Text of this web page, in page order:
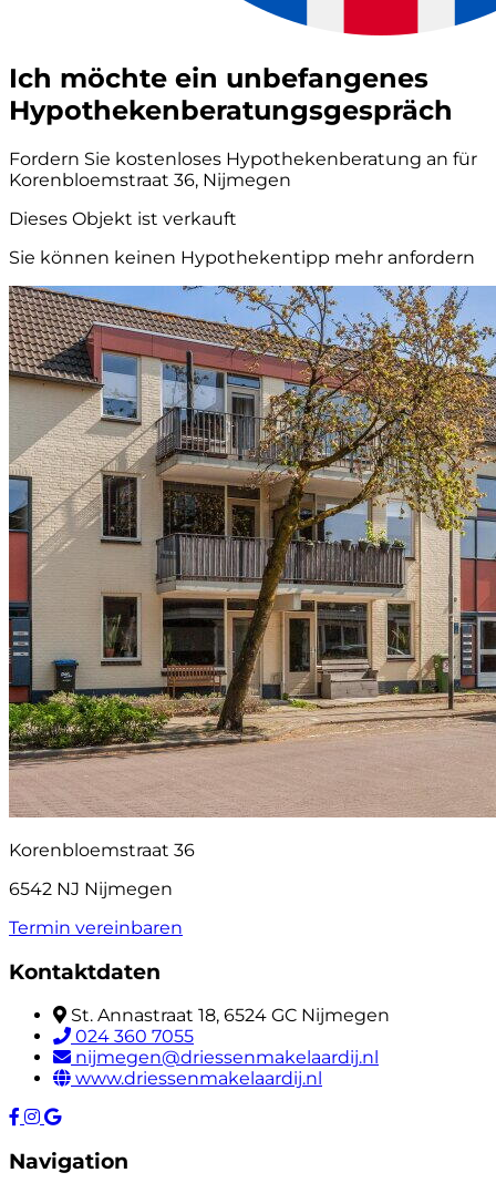
Ich möchte ein unbefangenes
Hypothekenberatungsgespräch
Fordern Sie kostenloses Hypothekenberatung an für
Korenbloemstraat 36, Nijmegen
Dieses Objekt ist verkauft
Sie können keinen Hypothekentipp mehr anfordern
Korenbloemstraat 36
6542 NJ Nijmegen
Termin vereinbaren
Kontaktdaten
St. Annastraat 18, 6524 GC Nijmegen
024 360 7055
nijmegen@driessenmakelaardij.nl
www.driessenmakelaardij.nl
Navigation